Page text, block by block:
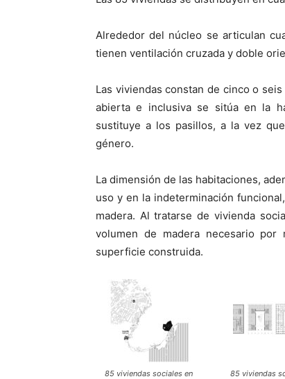
Alrededor del núcleo se articulan
tienen ventilación cruzada y doble
Las viviendas constan de cinco o
abierta e inclusiva se sitúa en la
sustituye a los pasillos, a la vez
género.
La dimensión de las habitaciones,
uso y en la indeterminación
madera. Al tratarse de vivienda
volumen de madera necesario
superficie construida.
85 viviendas sociales en
85 viviendas